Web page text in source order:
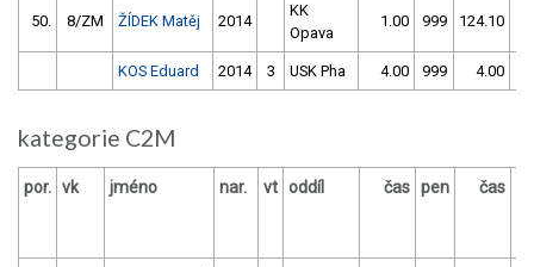
50. 8/ZM ŽÍDEK Matěj 2014
KK
Opava
1.00 999 124.10
KOS Eduard 2014 3 USK Pha 4.00 999 4.00
kategorie C2M
por. vk jméno nar. vt oddíl čas pen čas